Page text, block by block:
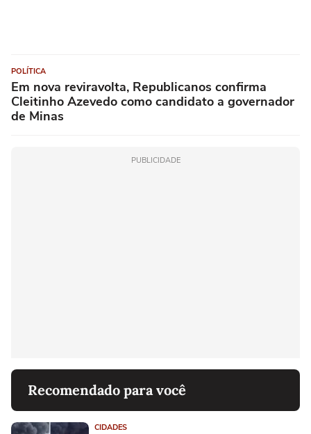
POLÍTICA
Em nova reviravolta, Republicanos confirma
Cleitinho Azevedo como candidato a governador
de Minas
PUBLICIDADE
Recomendado para você
CIDADES